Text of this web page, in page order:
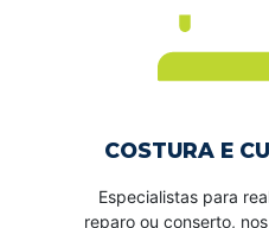
COSTURA E
Especialistas para
reparo ou conserto,